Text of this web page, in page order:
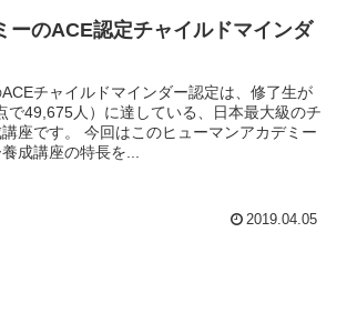
ーのACE認定チャイルドマインダ
チャイルドマインダー認定は、修了生が
で49,675人）に達している、日本最大級のチ
座です。 今回はこのヒューマンアカデミー
成講座の特長を...
2019.04.05